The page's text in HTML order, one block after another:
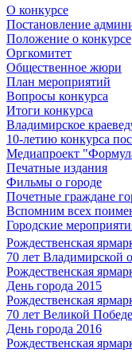
О конкурсе
Постановление
Положение о конкурсе
Оргкомитет
Общественное жюри
План мероприятий
Вопросы конкурса
Итоги конкурса
Владимирское
10-летию конкурса
Медиапроект
Печатные издания
Фильмы о городе
Почетные граждане
Вспомним всех
Городские
Рождественская
70 лет Владимирской
Рождественская
День города 2015
Рождественская
70 лет Великой Победе
День города 2016
Рождественская